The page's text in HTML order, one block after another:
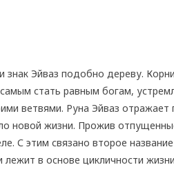
знак Эйваз подобно дереву.
стать равным богам,
ветвями. Руна Эйваз отражает
новой жизни. Прожив
С этим связано второе название
в основе цикличности